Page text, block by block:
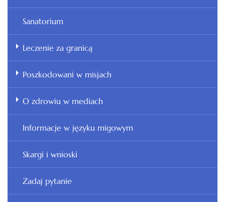
Sanatorium
Leczenie za granicą
Poszkodowani w misjach
O zdrowiu w mediach
Informacje w języku migowym
Skargi i wnioski
Zadaj pytanie